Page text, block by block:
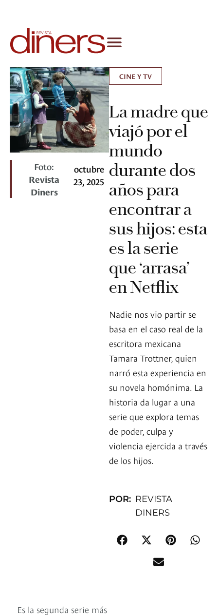
Foto:
Revista
Diners
octubre
23, 2025
CINE Y TV
La madre que
viajó por el
mundo
durante dos
años para
encontrar a
sus hijos: esta
es la serie
que ‘arrasa’
en Netflix
Nadie nos vio partir se
basa en el caso real de la
escritora mexicana
Tamara Trottner, quien
narró esta experiencia en
su novela homónima. La
historia da lugar a una
serie que explora temas
de poder, culpa y
violencia ejercida a través
de los hijos.
POR: REVISTA
DINERS
Es la segunda serie más